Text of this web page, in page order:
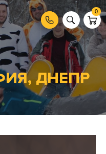
0
ДНЕПР